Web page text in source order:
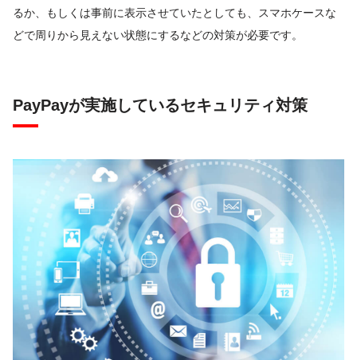
るか、もしくは事前に表示させていたとしても、スマホケースな
どで周りから見えない状態にするなどの対策が必要です。
PayPayが実施しているセキュリティ対策